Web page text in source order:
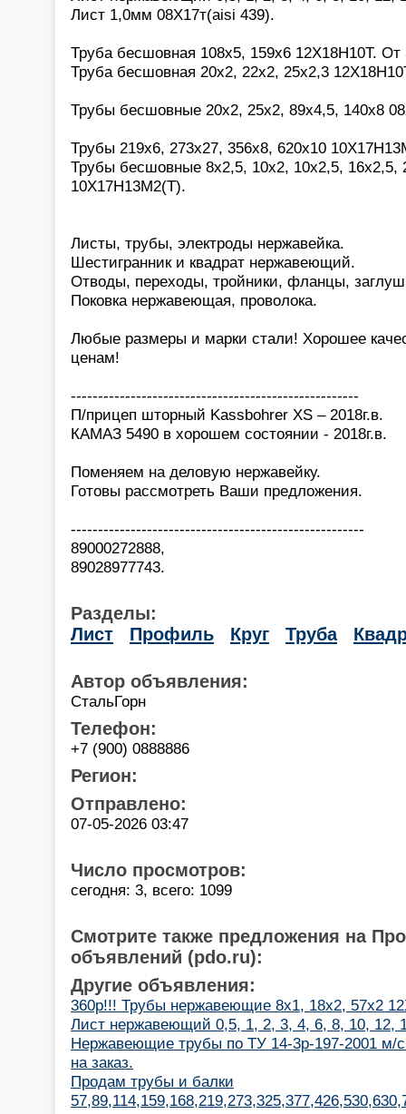
Лист 1,0мм 08Х17т(aisi 439).
Труба бесшовная 108х5, 159х6 12Х18Н10Т.
Труба бесшовная 20х2, 22х2, 25х2,3
Трубы бесшовные 20х2, 25х2, 89х4,5, 140х8
Трубы 219х6, 273х27, 356х8, 620х10
Трубы бесшовные 8х2,5, 10х2, 10х2,5, 16х2,5,
10Х17Н13М2(Т).
Листы, трубы, электроды нержавейка.
Шестигранник и квадрат нержавеющий.
Отводы, переходы, тройники, фланцы,
Поковка нержавеющая, проволока.
Любые размеры и марки стали! Хорошее
ценам!
-----------------------------------------------------
П/прицеп шторный Kassbohrer XS – 2018г.в.
КАМАЗ 5490 в хорошем состоянии - 2018г.в.
Поменяем на деловую нержавейку.
Готовы рассмотреть Ваши предложения.
------------------------------------------------------
89000272888,
89028977743.
Разделы:
Лист
Профиль Круг Труба
Автор объявления:
СтальГорн
Телефон:
+7 (900) 0888886
Регион:
Отправлено:
07-05-2026 03:47
Число просмотров:
сегодня: 3, всего: 1099
Смотрите также предложения на
объявлений (pdo.ru):
Другие объявления:
360р!!! Трубы нержавеющие 8х1, 18х2, 57х2
Лист нержавеющий 0,5, 1, 2, 3, 4, 6, 8, 10, 12,
Нержавеющие трубы по ТУ 14-3р-197-2001 м/
на заказ.
Продам трубы и балки